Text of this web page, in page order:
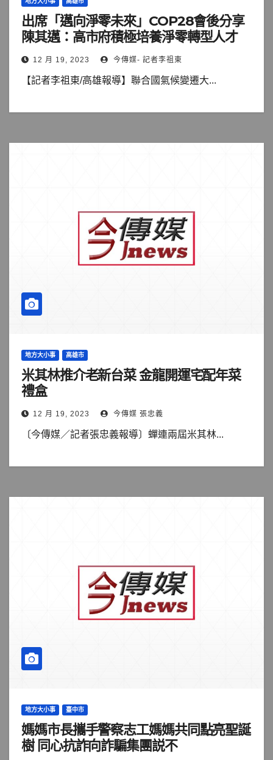
出席「邁向淨零未來」COP28會後分享
陳其邁：高市府積極培養淨零轉型人才
12 月 19, 2023 今傳媒- 記者李祖東
【記者李祖東/高雄報導】聯合國氣候變遷大...
地方大小事 高雄市
米其林推介老新台菜 金龍開運宅配年菜
禮盒
12 月 19, 2023 今傳媒 張忠義
〔今傳媒／記者張忠義報導〕蟬連兩屆米其林...
地方大小事 臺中市
媽媽市長攜手警察志工媽媽共同點亮聖誕
樹 同心抗詐向詐騙集團説不